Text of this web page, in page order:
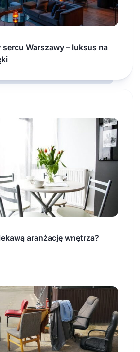
Warszawy – luksus na
aranżację wnętrza?